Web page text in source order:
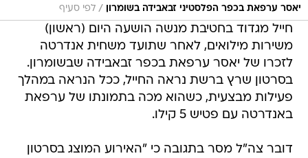
יאסר ערפאת בכפר הפלסטיני זבאבידה בשומרון
/ לפי סעיף
חייל מגדוד בחטיבת מנשה הושעה היום (ראשון)
משירות מילואים, לאחר שתועד משחית אנדרטה
לזכרו של יאסר ערפאת בכפר זבאבידה שבשומרון.
בסרטון שרץ ברשת נראה החייל, ככל הנראה במהלך
פעילות מבצעית, כשהוא מכה בתמונתו של ערפאת
באנדרטה עם פטיש 5 קילו.
דובר צה"ל מסר בתגובה כי "האירוע המוצג בסרטון